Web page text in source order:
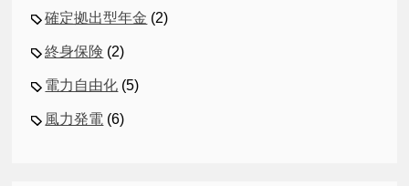
確定拠出型年金 (2)
終身保険 (2)
電力自由化 (5)
風力発電 (6)